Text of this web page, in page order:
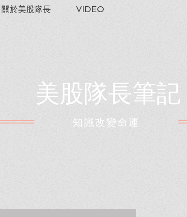
關於美股隊長 VIDEO
美股隊長筆記
​知識改變命運